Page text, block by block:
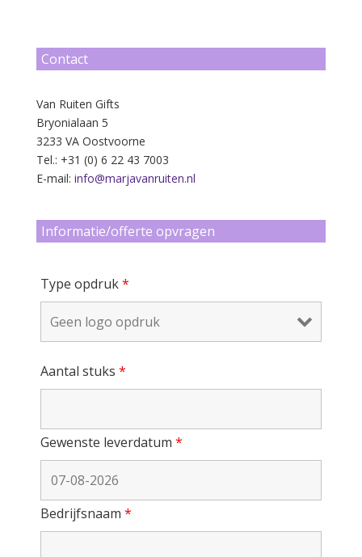
Contact
Van Ruiten Gifts
Bryonialaan 5
3233 VA Oostvoorne
Tel.: +31 (0) 6 22 43 7003
E-mail: info@marjavanruiten.nl
Informatie/offerte opvragen
Type opdruk*
Aantal stuks *
Gewenste leverdatum *
Bedrijfsnaam *